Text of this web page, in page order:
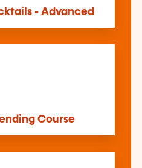
- Advanced
Course